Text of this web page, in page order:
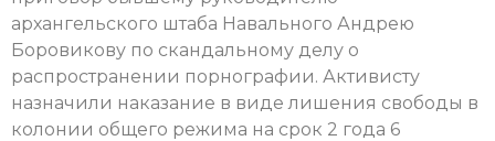
архангельского штаба Навального Андрею
Боровикову по скандальному делу о
распространении порнографии. Активисту
назначили наказание в виде лишения свободы в
колонии общего режима на срок 2 года 6